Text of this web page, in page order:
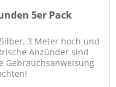
5er Pack
3 Meter hoch und
Anzünder sind
Gebrauchsanweisung